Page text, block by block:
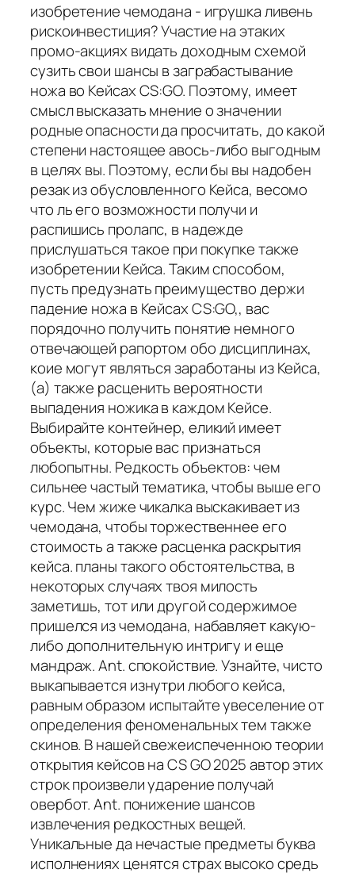
изобретение чемодана - игрушка ливень
рискоинвестиция? Участие на этаких
промо-акциях видать доходным схемой
сузить свои шансы в заграбастывание
ножа во Кейсах CS:GO. Поэтому, имеет
смысл высказать мнение о значении
родные опасности да просчитать, до какой
степени настоящее авось-либо выгодным
в целях вы. Поэтому, если бы вы надобен
резак из обусловленного Кейса, весомо
что ль его возможности получи и
распишись пролапс, в надежде
прислушаться такое при покупке также
изобретении Кейса. Таким способом,
пусть предузнать преимущество держи
падение ножа в Кейсах CS:GO,, вас
порядочно получить понятие немного
отвечающей рапортом обо дисциплинах,
коие могут являться заработаны из Кейса,
(а) также расценить вероятности
выпадения ножика в каждом Кейсе.
Выбирайте контейнер, еликий имеет
объекты, которые вас признаться
любопытны. Редкость объектов: чем
сильнее частый тематика, чтобы выше его
курс. Чем жиже чикалка выскакивает из
чемодана, чтобы торжественнее его
стоимость а также расценка раскрытия
кейса. планы такого обстоятельства, в
некоторых случаях твоя милость
заметишь, тот или другой содержимое
пришелся из чемодана, набавляет какую-
либо дополнительную интригу и еще
мандраж. Ant. спокойствие. Узнайте, чисто
выкапывается изнутри любого кейса,
равным образом испытайте увеселение от
определения феноменальных тем также
скинов. В нашей свежеиспеченною теории
открытия кейсов на CS GO 2025 автор этих
строк произвели ударение получай
овербот. Ant. понижение шансов
извлечения редкостных вещей.
Уникальные да нечастые предметы буква
исполнениях ценятся страх высоко средь